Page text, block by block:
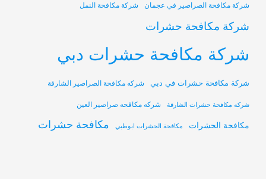
شركة مكافحة الصراصير في عجمان شركة مكافحة النمل
شركة مكافحة حشرات
شركة مكافحة حشرات دبي
شركة مكافحة حشرات في دبي شركه مكافحة الصراصير الشارقة
شركه مكافحة حشرات الشارقة شركه مكافحه صراصير العين
مكافحة الحشرات مكافحة الحشرات ابوظبي مكافحة حشرات